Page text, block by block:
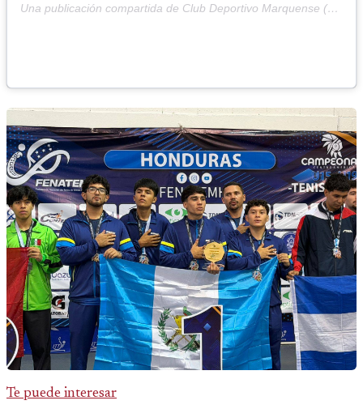
Una publicación compartida de Club Deportivo Marquense (@cdmarquense)
Te puede interesar